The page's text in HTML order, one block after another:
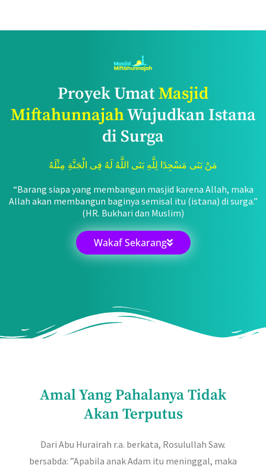
Proyek UmatMasjid
MiftahunnajahWujudkan Istana
di Surga
مَنْ بَنَى مَسْجِدًا لِلَّهِ بَنَى اللَّهُ لَهُ فِى الْجَنَّةِ مِثْلَهُ
“Barang siapa yang membangun masjid karena Allah, maka
Allah akan membangun baginya semisal itu (istana) di surga.”
(HR. Bukhari dan Muslim)
Wakaf Sekarang
Amal Yang Pahalanya Tidak
Akan Terputus
Dari Abu Hurairah r.a. berkata, Rosulullah Saw.
bersabda: ”Apabila anak Adam itu meninggal, maka